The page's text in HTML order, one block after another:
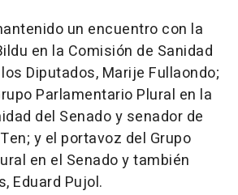
un encuentro con la
en la Comisión de Sanidad
Diputados, Marije Fullaondo;
Parlamentario Plural en la
del Senado y senador de
y el portavoz del Grupo
en el Senado y también
Eduard Pujol.